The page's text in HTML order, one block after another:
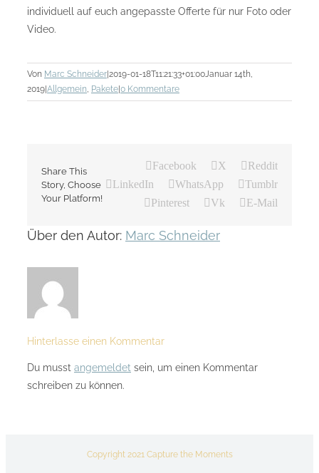
individuell auf euch angepasste Offerte für nur Foto oder
Video.
Von Marc Schneider|2019-01-18T11:21:33+01:00 Januar 14th,
2019|Allgemein Pakete|0 Kommentare
Share This
Story, Choose
Your Platform!
Facebook X
Reddit
LinkedIn
WhatsApp
Tumblr
Pinterest
Vk E-Mail
Über den Autor: Marc Schneider
Hinterlasse einen Kommentar
Du musst angemeldet sein, um einen Kommentar
schreiben zu können.
Copyright 2021 Capture the Moments